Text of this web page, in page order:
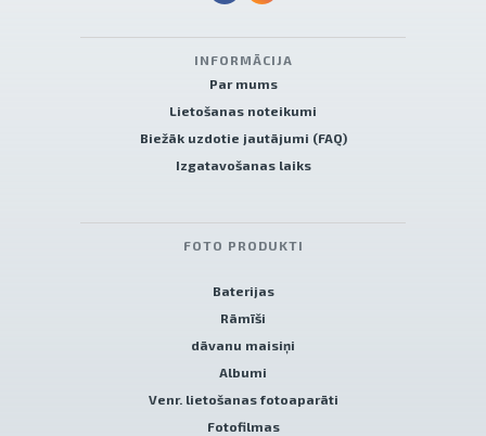
INFORMĀCIJA
Par mums
Lietošanas noteikumi
Biežāk uzdotie jautājumi (FAQ)
Izgatavošanas laiks
FOTO PRODUKTI
Baterijas
Rāmīši
dāvanu maisiņi
Albumi
Venr. lietošanas fotoaparāti
Fotofilmas